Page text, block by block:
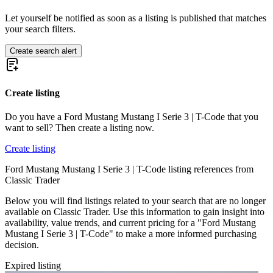
Ford Mustang I Serie 2 | X-Code
Ford Mustang I Serie 3
Ford Mustang I Serie 3 | G-Code
Ford Mustang I Serie 3 | H-Code
Ford Mustang I Serie 3 | O-Code
Ford Mustang I Serie 3 | R-Code
Ford Mustang I Serie 3 | S-Code
Ford Mustang I Serie 3 | Z-Code
Ford Mustang I Serie 4 | C-Code
Ford Mustang I Serie 4 | F-Code
Ford Mustang I Serie 4 | J-Code (Ram Air)
Ford Mustang I Serie 4 | L-Code
Ford Mustang I Serie 4 | M-Code
Ford Mustang I Serie 4 | Q-Code
Ford Mustang I Serie 4 | R-Code
Ford Mustang III
Let yourself be notified as soon as a listing is published that matches
your search filters.
Create search alert
Create listing
Do you have a Ford Mustang Mustang I Serie 3 | T-Code that you
want to sell? Then create a listing now.
Create listing
Ford Mustang Mustang I Serie 3 | T-Code listing references from
Classic Trader
Below you will find listings related to your search that are no longer
available on Classic Trader. Use this information to gain insight into
availability, value trends, and current pricing for a "Ford Mustang
Mustang I Serie 3 | T-Code" to make a more informed purchasing
decision.
Expired listing